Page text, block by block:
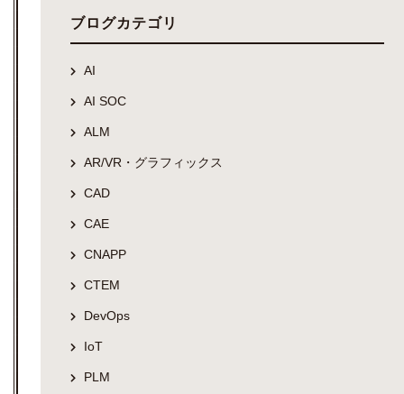
ブログカテゴリ
AI
AI SOC
ALM
AR/VR・グラフィックス
CAD
CAE
CNAPP
CTEM
DevOps
IoT
PLM